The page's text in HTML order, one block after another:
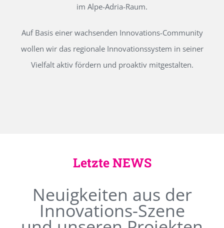
im Alpe-Adria-Raum.
Auf Basis einer wachsenden Innovations-Community
wollen wir das regionale Innovationssystem in seiner
Vielfalt aktiv fördern und proaktiv mitgestalten.
Letzte NEWS
Neuigkeiten aus der
Innovations-Szene